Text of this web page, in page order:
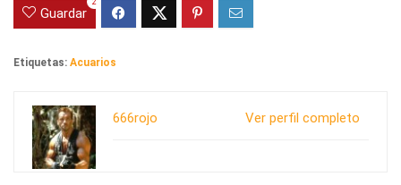
Guardar
2
Etiquetas: Acuarios
Ver perfil completo
666rojo